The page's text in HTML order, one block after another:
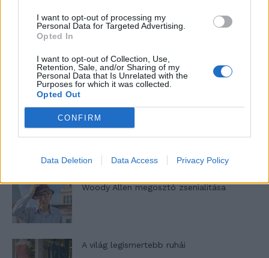
I want to opt-out of processing my
Personal Data for Targeted Advertising.
Opted In
I want to opt-out of Collection, Use,
Retention, Sale, and/or Sharing of my
Personal Data that Is Unrelated with the
Purposes for which it was collected.
Opted Out
CONFIRM
Data Deletion Data Access Privacy Policy
Pedig szóltam… – Miért nem hiszünk a
nőknek, amikor segítséget kérnek?
A legidegesítőbb kifejezések laza
gyűjteménye
Elyna Robbs: Adéle és az örökölt árnyak
Woody Allen megosztó zsenialitása
A világ legismertebb ruhái